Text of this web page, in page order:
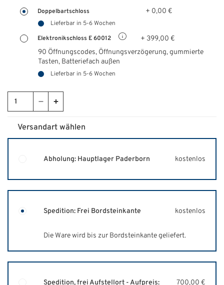
Doppelbartschloss + 0,00 €
Lieferbar in 5-6 Wochen
Elektronikschloss E 60012
+ 399,00 €
90 Öffnungscodes, Öffnungsverzögerung, gummierte
Tasten, Batteriefach außen
Lieferbar in 5-6 Wochen
Versandart wählen
Abholung: Hauptlager Paderborn kostenlos
Spedition: Frei Bordsteinkante kostenlos
Die Ware wird bis zur Bordsteinkante geliefert.
Spedition, frei Aufstellort - Aufpreis: 700,00 €